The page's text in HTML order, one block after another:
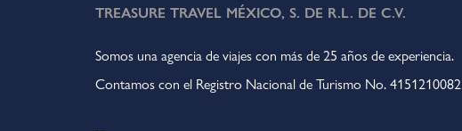
TREASURE TRAVEL MÉXICO, S. DE R.L. DE C.V.
Somos una agencia de viajes con más de 25 años de experiencia.
Contamos con el Registro Nacional de Turismo No. 4151210082